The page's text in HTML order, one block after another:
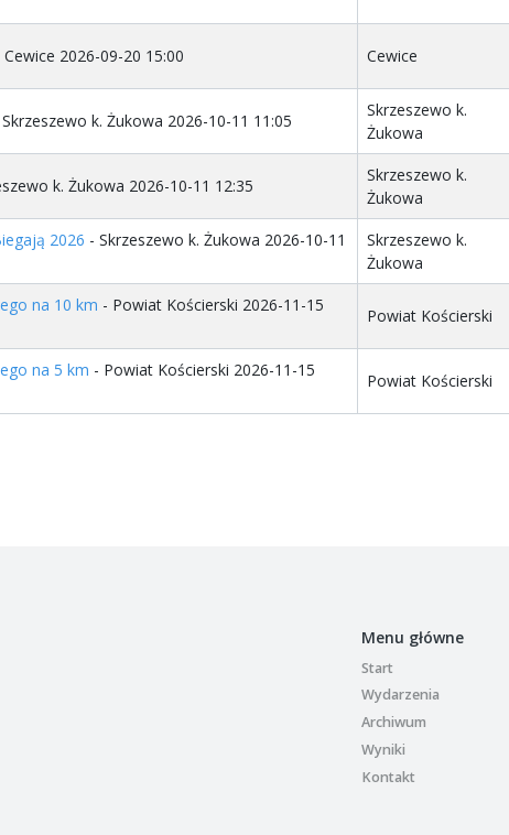
Cewice 2026-09-20 15:00 Cewice
k. Żukowa 2026-10-11 11:05
Skrzeszewo k.
Żukowa
k. Żukowa 2026-10-11 12:35
Skrzeszewo k.
Żukowa
2026 - Skrzeszewo k. Żukowa 2026-10-11
Skrzeszewo k.
Żukowa
na 10 km - Powiat Kościerski 2026-11-15
Powiat Kościerski
na 5 km - Powiat Kościerski 2026-11-15
Powiat Kościerski
Menu główne
Start
Wydarzenia
Archiwum
Wyniki
Kontakt